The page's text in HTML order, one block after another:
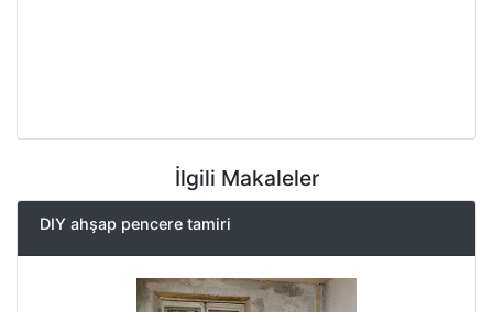
İlgili Makaleler
DIY ahşap pencere tamiri